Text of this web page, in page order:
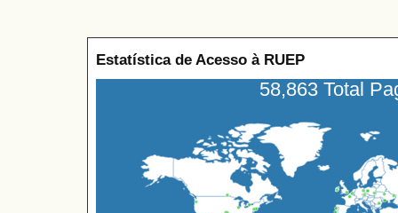
Estatística de Acesso à RUEP
58,863 Total